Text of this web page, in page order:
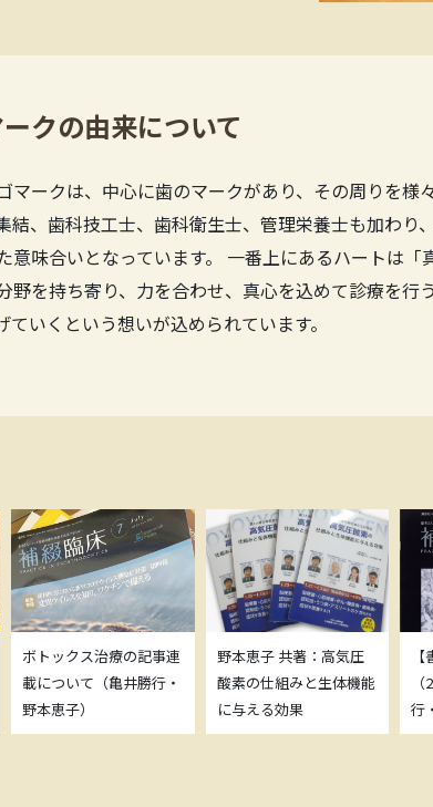
クの由来について
マークは、中心に歯のマークがあり、その周りを
結、歯科技工士、歯科衛生士、管理栄養士も加わ
意味合いとなっています。 一番上にあるハートは
野を持ち寄り、力を合わせ、真心を込めて診療を
ていくという想いが込められています。
ボトックス治療の記事連
載について（亀井勝行・
野本恵子）
野本恵子 共著：高気圧
酸素の仕組みと生体機能
に与える効果
行